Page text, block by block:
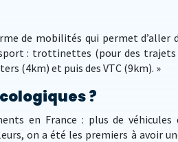
de mobilités qui permet
: trottinettes (pour des trajets
(4km) et puis des VTC (9km). »
?
en France : plus de
on a été les premiers à avoir